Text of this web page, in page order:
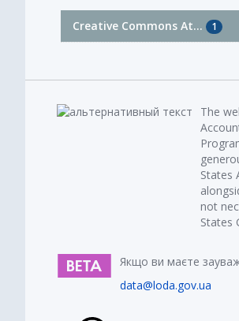
Creative Commons At... 1
The
States
not
States
Якщо ви маєте
data@loda.gov.ua